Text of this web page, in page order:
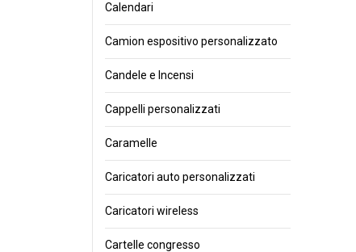
Calendari
Camion espositivo personalizzato
Candele e Incensi
Cappelli personalizzati
Caramelle
Caricatori auto personalizzati
Caricatori wireless
Cartelle congresso